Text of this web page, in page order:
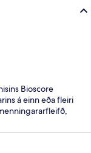
Bioscore
á einn eða fleiri